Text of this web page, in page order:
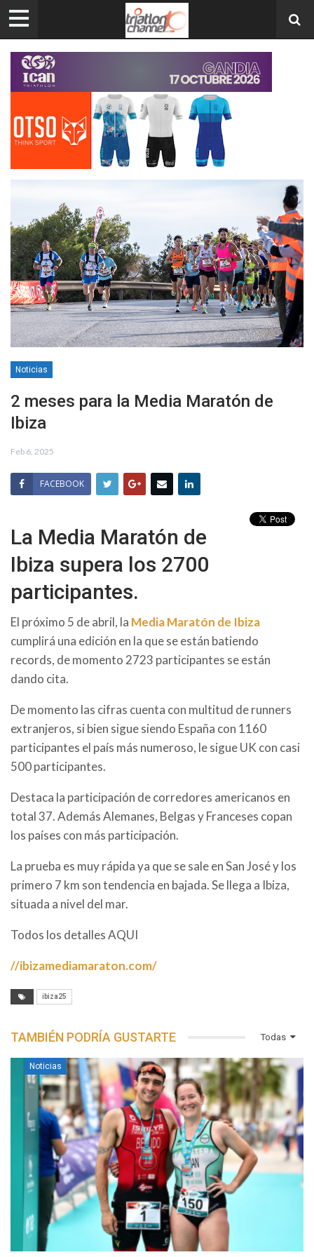
Noticias
2 meses para la Media Maratón de
Ibiza
Feb 6, 2025
FACEBOOK
La Media Maratón de
Ibiza supera los 2700
participantes.
El próximo 5 de abril, la Media Maratón de Ibiza
cumplirá una edición en la que se están batiendo
records, de momento 2723 participantes se están
dando cita.
De momento las cifras cuenta con multitud de runners
extranjeros, si bien sigue siendo España con 1160
participantes el país más numeroso, le sigue UK con casi
500 participantes.
Destaca la participación de corredores americanos en
total 37. Además Alemanes, Belgas y Franceses copan
los países con más participación.
La prueba es muy rápida ya que se sale en San José y los
primero 7 km son tendencia en bajada. Se llega a Ibiza,
situada a nivel del mar.
Todos los detalles AQUI
//ibizamediamaraton.com/
ibiza25
Todas
TAMBIÉN PODRÍA GUSTARTE
Noticias